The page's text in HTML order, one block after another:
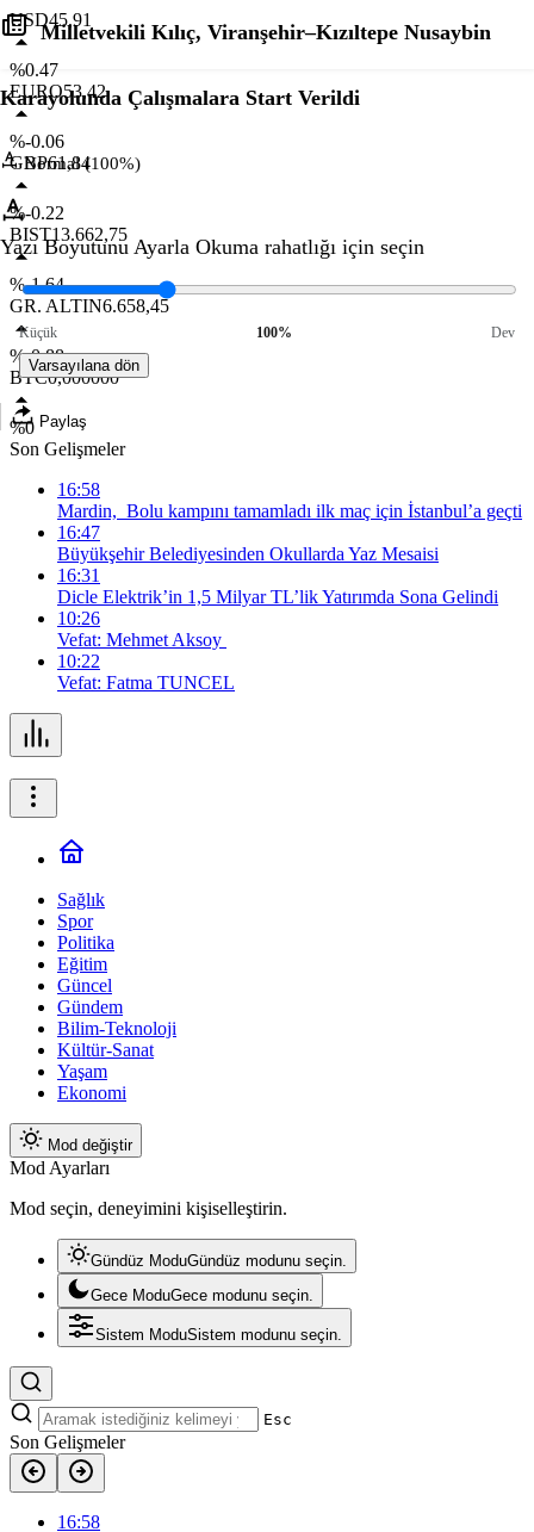
USD45,91
%0.47
EURO53,42
%-0.06
GBP61,84
%-0.22
BIST13.662,75
%-1.64
GR. ALTIN6.658,45
%-0.88
BTC0,000000
%0
Son Gelişmeler
16:58
Mardin, Bolu kampını tamamladı ilk maç için İstanbul’a geçti
16:47
Büyükşehir Belediyesinden Okullarda Yaz Mesaisi
16:31
Dicle Elektrik’in 1,5 Milyar TL’lik Yatırımda Sona Gelindi
10:26
Vefat: Mehmet Aksoy
10:22
Vefat: Fatma TUNCEL
Sağlık
Spor
Politika
Eğitim
Güncel
Gündem
Bilim-Teknoloji
Kültür-Sanat
Yaşam
Ekonomi
Mod değiştir
Mod Ayarları
Mod seçin, deneyimini kişiselleştirin.
Gündüz ModuGündüz modunu seçin.
Gece ModuGece modunu seçin.
Sistem ModuSistem modunu seçin.
Esc
Son Gelişmeler
16:58
Milletvekili Kılıç, Viranşehir–Kızıltepe Nusaybin
Karayolunda Çalışmalara Start Verildi
Normal (100%)
Yazı Boyutunu Ayarla Okuma rahatlığı için seçin
Küçük 100% Dev
Varsayılana dön
Paylaş